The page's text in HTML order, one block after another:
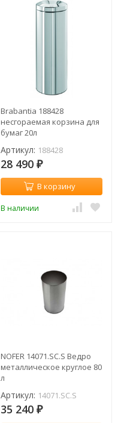
Brabantia 188428
несгораемая корзина для
бумаг 20л
Артикул: 188428
28 490 ₽
В корзину
В наличии
NOFER 14071.SC.S Ведро
металлическое круглое 80
л
Артикул: 14071.SC.S
35 240 ₽